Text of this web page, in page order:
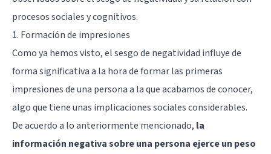
procesos sociales y cognitivos.
1. Formación de impresiones
Como ya hemos visto, el sesgo de negatividad influye de
forma significativa a la hora de formar las primeras
impresiones de una persona a la que acabamos de conocer,
algo que tiene unas implicaciones sociales considerables.
De acuerdo a lo anteriormente mencionado, la
información negativa sobre una persona ejerce un peso